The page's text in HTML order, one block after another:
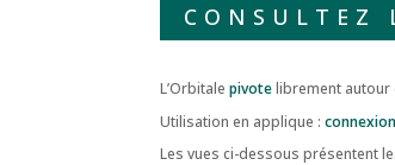
CONSULTEZ
L’Orbitalepivotelibrement autour
Utilisation en applique :
Les vues ci-dessous présentent